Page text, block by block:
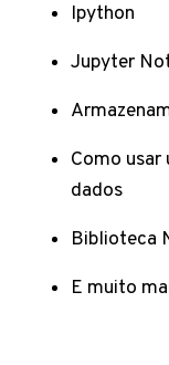
Ipython
Jupyter
Como
dados
Biblioteca
E muito